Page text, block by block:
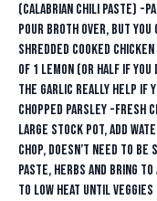
(Calabrian chili paste) -
pour broth over, but you
shredded cooked
of 1 lemon (or half if you
the garlic really help if
chopped parsley -fresh
large stock pot, add
chop, doesn’t need to
paste, herbs and bring
to low heat until